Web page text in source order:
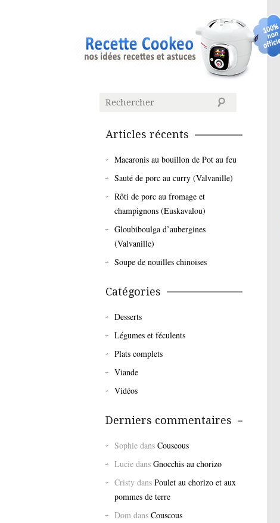
Articles récents
Macaronis au bouillon de Pot au feu
Sauté de porc au curry (Valvanille)
Rôti de porc au fromage et
champignons (Euskavalou)
Gloubiboulga d’aubergines
(Valvanille)
Soupe de nouilles chinoises
Catégories
Desserts
Légumes et féculents
Plats complets
Viande
Vidéos
Derniers commentaires
Sophie dans Couscous
Lucie dans Gnocchis au chorizo
Cristy dans Poulet au chorizo et aux
pommes de terre
Dom dans Couscous